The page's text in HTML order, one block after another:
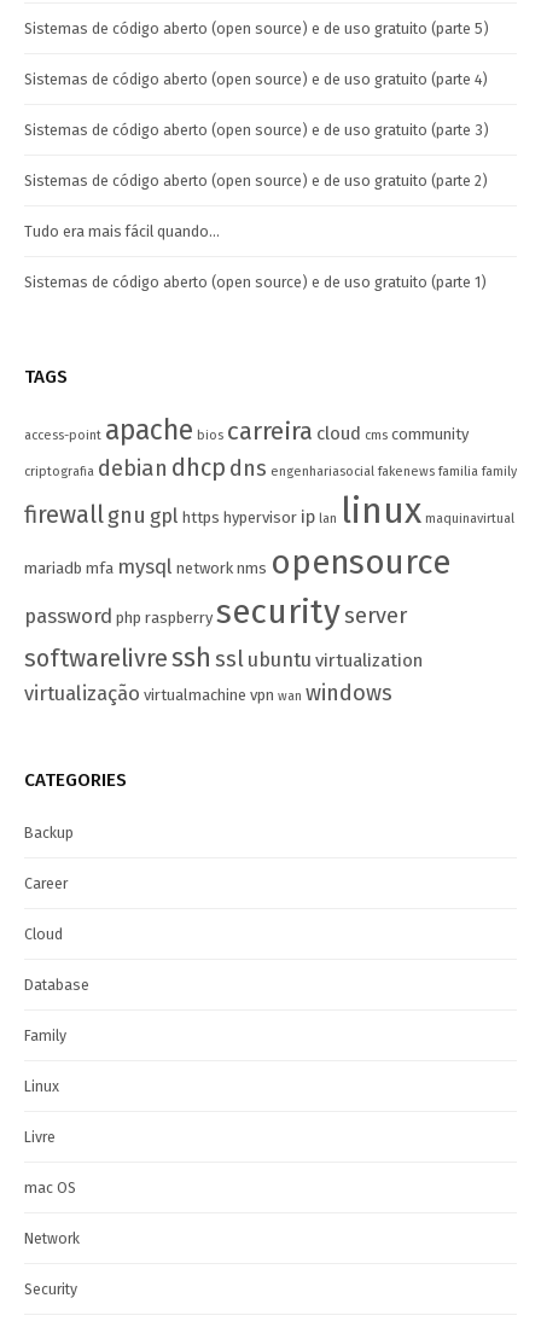
Sistemas de código aberto (open source) e de uso gratuito (parte 5)
Sistemas de código aberto (open source) e de uso gratuito (parte 4)
Sistemas de código aberto (open source) e de uso gratuito (parte 3)
Sistemas de código aberto (open source) e de uso gratuito (parte 2)
Tudo era mais fácil quando…
Sistemas de código aberto (open source) e de uso gratuito (parte 1)
TAGS
access-point apache bios carreira cloud cms community
criptografia debian dhcp dns engenhariasocial fakenews familia family
firewallgnu gpl https hypervisor ip lan linux maquinavirtual
mariadb mfa mysql network nms opensource
password php raspberry securityserver
softwarelivressh ssl ubuntu virtualization
virtualização virtualmachine vpn wan windows
CATEGORIES
Backup
Career
Cloud
Database
Family
Linux
Livre
mac OS
Network
Security